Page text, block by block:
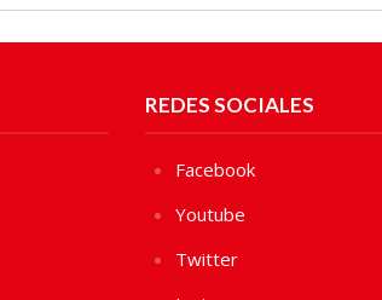
REDES SOCIALES
Facebook
Youtube
Twitter